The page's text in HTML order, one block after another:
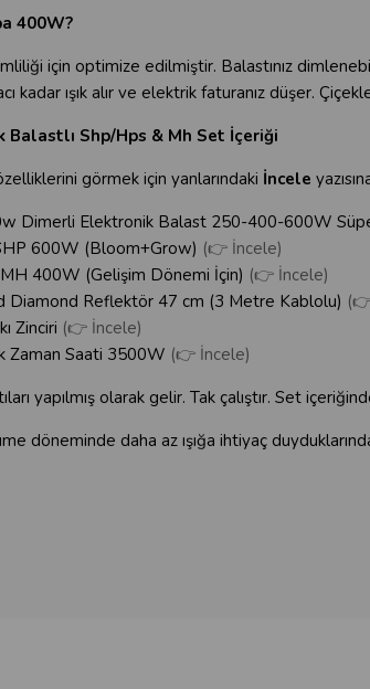
400W?
için optimize edilmiştir. Balastınız
kadar ışık alır ve elektrik faturanız düşer.
Balastlı Shp/Hps & Mh Set İçeriği
görmek için yanlarındaki İncele
Dimerli Elektronik Balast 250-400-600W
600W (Bloom+Grow) (👉 İncele)
400W (Gelişim Dönemi İçin) (👉 İncele)
Diamond Reflektör 47 cm (3 Metre Kablolu)
Zinciri (👉 İncele)
Zaman Saati 3500W (👉 İncele)
yapılmış olarak gelir. Tak çalıştır. Set
döneminde daha az ışığa ihtiyaç